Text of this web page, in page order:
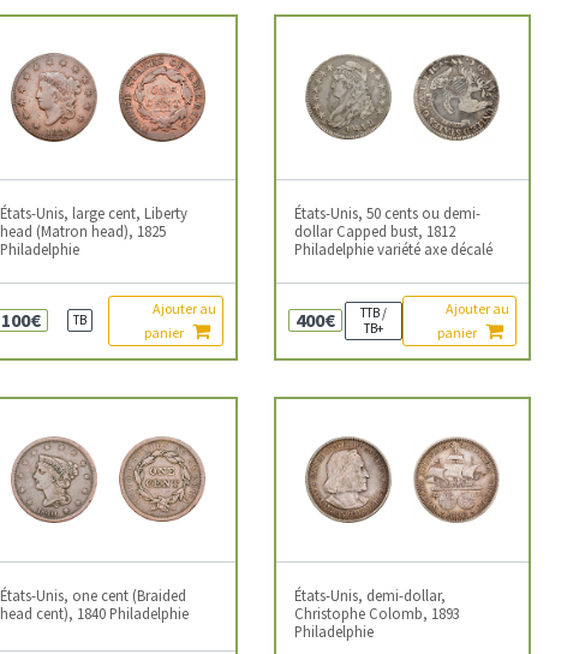
États-Unis, large cent, Liberty
head (Matron head), 1825
Philadelphie
100€ TB
Ajouter au
panier
États-Unis, 50 cents ou demi-
dollar Capped bust, 1812
Philadelphie variété axe décalé
400€
TTB /
TB+
Ajouter au
panier
États-Unis, one cent (Braided
head cent), 1840 Philadelphie
États-Unis, demi-dollar,
Christophe Colomb, 1893
Philadelphie